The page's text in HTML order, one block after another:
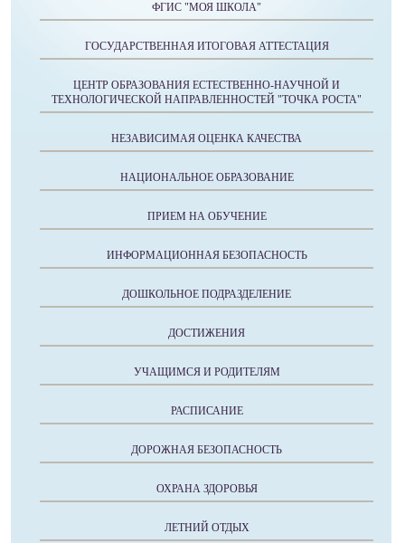
ФГИС "МОЯ ШКОЛА"
ГОСУДАРСТВЕННАЯ ИТОГОВАЯ АТТЕСТАЦИЯ
ЦЕНТР ОБРАЗОВАНИЯ ЕСТЕСТВЕННО-НАУЧНОЙ И
ТЕХНОЛОГИЧЕСКОЙ НАПРАВЛЕННОСТЕЙ "ТОЧКА РОСТА"
НЕЗАВИСИМАЯ ОЦЕНКА КАЧЕСТВА
НАЦИОНАЛЬНОЕ ОБРАЗОВАНИЕ
ПРИЕМ НА ОБУЧЕНИЕ
ИНФОРМАЦИОННАЯ БЕЗОПАСНОСТЬ
ДОШКОЛЬНОЕ ПОДРАЗДЕЛЕНИЕ
ДОСТИЖЕНИЯ
УЧАЩИМСЯ И РОДИТЕЛЯМ
РАСПИСАНИЕ
ДОРОЖНАЯ БЕЗОПАСНОСТЬ
ОХРАНА ЗДОРОВЬЯ
ЛЕТНИЙ ОТДЫХ